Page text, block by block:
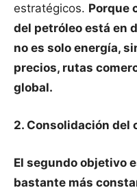
estratégicos. Porque
del petróleo está en
no es solo energía,
precios, rutas
global.
2. Consolidación
El segundo objetivo
bastante más